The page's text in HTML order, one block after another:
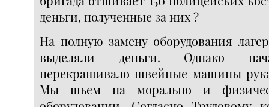
деньги, полученные за них ?
На полную замену оборудования
выделяли деньги. Однако
перекрашивало швейные машины
Мы шьем на морально и